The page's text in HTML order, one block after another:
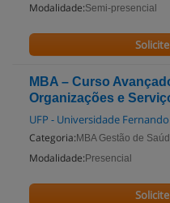
Modalidade:Semi-presencial
MBA – Curso
Organizações e
UFP - Universidade
Categoria: MBA Gestão de
Modalidade: Presencial